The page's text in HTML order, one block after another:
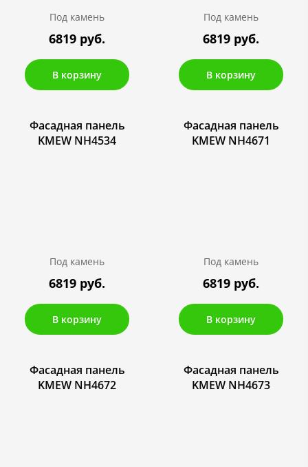
Под камень
6819 руб.
В корзину
Под камень
6819 руб.
В корзину
Фасадная панель
KMEW NH4534
Под камень
6819 руб.
В корзину
Фасадная панель
KMEW NH4671
Под камень
6819 руб.
В корзину
Фасадная панель
KMEW NH4672
Фасадная панель
KMEW NH4673